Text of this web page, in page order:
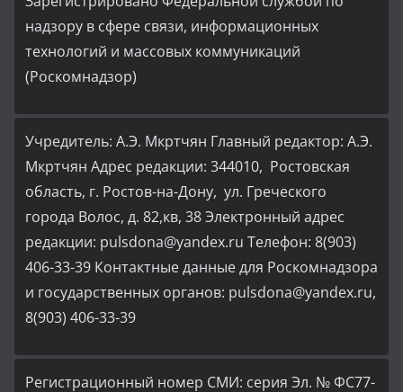
надзору в сфере связи, информационных
технологий и массовых коммуникаций
(Роскомнадзор)
Учредитель: А.Э. Мкртчян Главный редактор: А.Э.
Мкртчян Адрес редакции: 344010, Ростовская
область, г. Ростов-на-Дону, ул. Греческого
города Волос, д. 82,кв, 38 Электронный адрес
редакции: pulsdona@yandex.ru Телефон: 8(903)
406-33-39 Контактные данные для Роскомнадзора
и государственных органов: pulsdona@yandex.ru,
8(903) 406-33-39
Регистрационный номер СМИ: серия Эл. № ФС77-